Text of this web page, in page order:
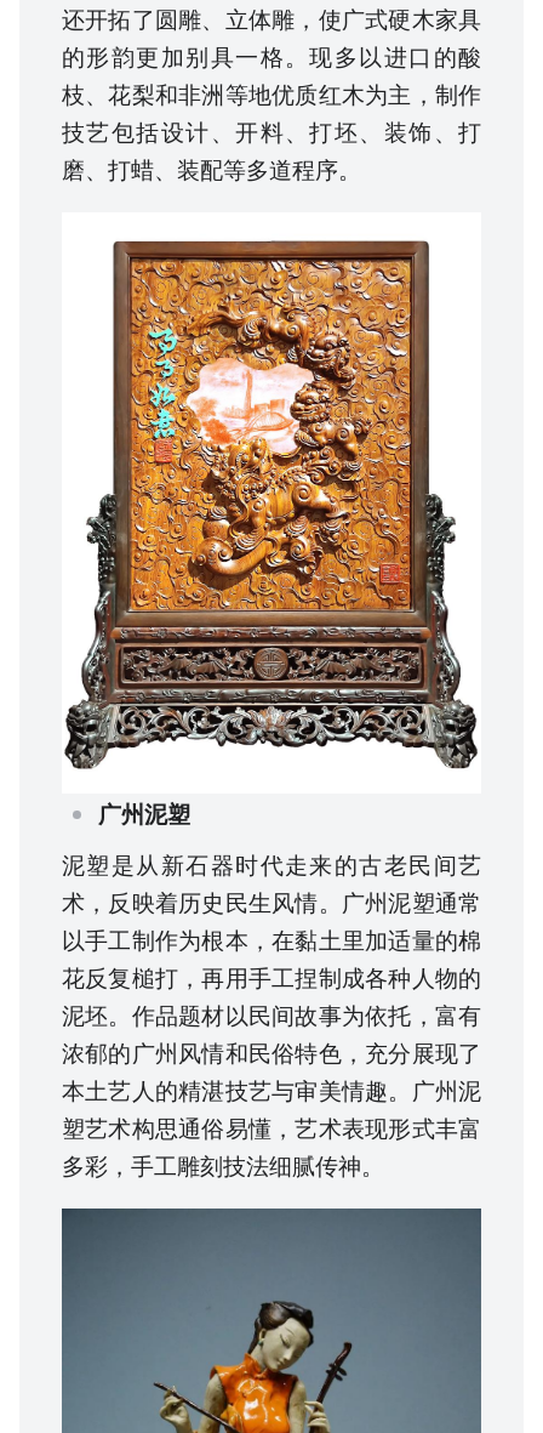
还开拓了圆雕、立体雕，使广式硬木家具
的形韵更加别具一格。现多以进口的酸
枝、花梨和非洲等地优质红木为主，制作
技艺包括设计、开料、打坯、装饰、打
磨、打蜡、装配等多道程序。
广州泥塑
泥塑是从新石器时代走来的古老民间艺
术，反映着历史民生风情。广州泥塑通常
以手工制作为根本，在黏土里加适量的棉
花反复槌打，再用手工捏制成各种人物的
泥坯。作品题材以民间故事为依托，富有
浓郁的广州风情和民俗特色，充分展现了
本土艺人的精湛技艺与审美情趣。广州泥
塑艺术构思通俗易懂，艺术表现形式丰富
多彩，手工雕刻技法细腻传神。